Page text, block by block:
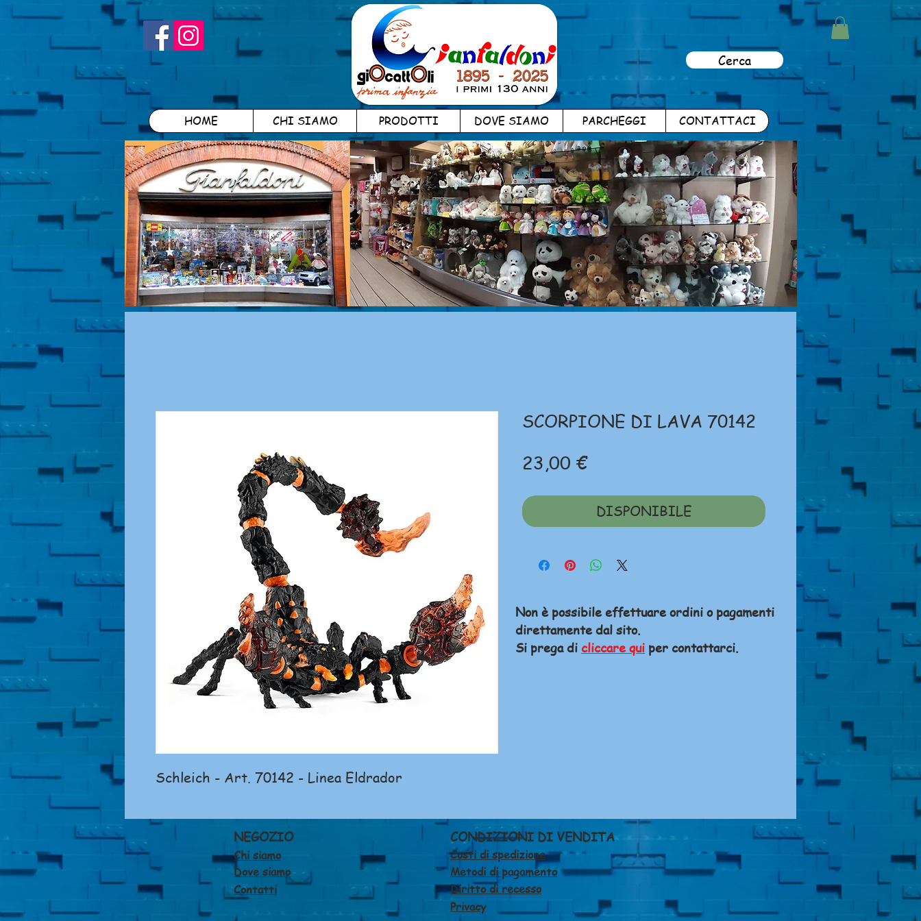
Cerca
HOME CHI SIAMO PRODOTTI DOVE SIAMO PARCHEGGI CONTATTACI
Schleich - Art. 70142 - Linea Eldrador
SCORPIONE DI LAVA 70142
23,00 €Prezzo
DISPONIBILE
Non è possibile effettuare ordini o pagamenti
direttamente dal sito.
Si prega di cliccare qui per contattarci.
NEGOZIO
Chi siamo
Dove siamo
Contatti
CONDIZIONI DI VENDITA
Costi di spedizione
Metodi di pagamento
Diritto di recesso
Privacy